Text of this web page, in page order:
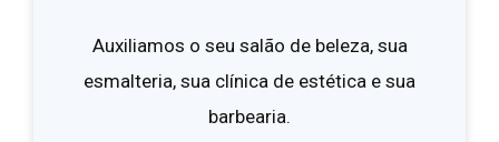
Auxiliamos o seu salão de beleza, sua
esmalteria, sua clínica de estética e sua
barbearia.